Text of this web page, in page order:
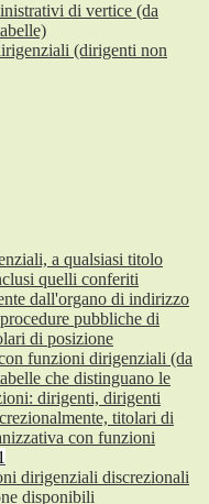
di vertice (da
(dirigenti non
a qualsiasi titolo
quelli conferiti
dall'organo di indirizzo
pubbliche di
di posizione
funzioni dirigenziali (da
che distinguano le
dirigenti, dirigenti
titolari di
con funzioni
dirigenziali discrezionali
disponibili